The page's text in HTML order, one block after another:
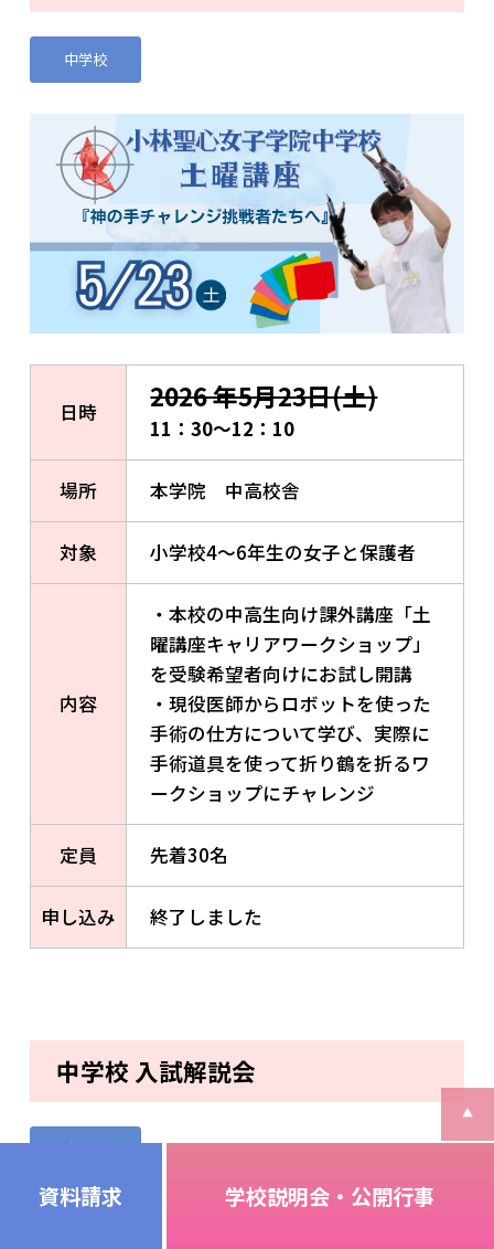
中学校
日時 2026 年5月23日(土)
11：30～12：10
場所 本学院 中高校舎
対象 小学校4〜6年生の女子と保護者
内容
・本校の中高生向け課外講座「土
曜講座キャリアワークショップ」
を受験希望者向けにお試し開講
・現役医師からロボットを使った
手術の仕方について学び、実際に
手術道具を使って折り鶴を折るワ
ークショップにチャレンジ
定員 先着30名
申し込み 終了しました
中学校 入試解説会
中学校
資料請求 学校説明会・公開行事